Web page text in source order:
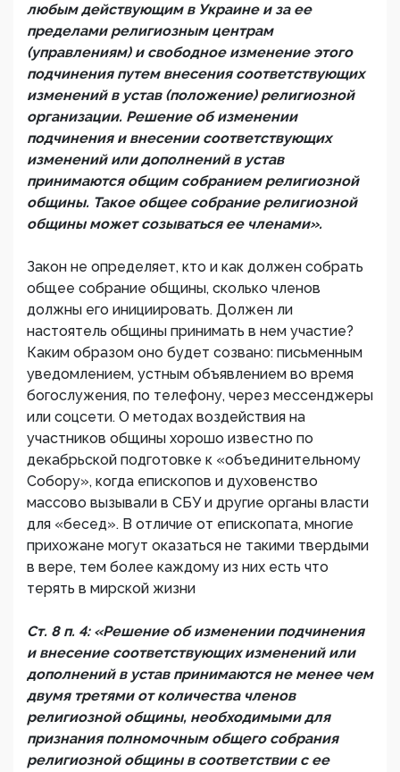
любым действующим в Украине и за ее
пределами религиозным центрам
(управлениям) и свободное изменение этого
подчинения путем внесения соответствующих
изменений в устав (положение) религиозной
организации. Решение об изменении
подчинения и внесении соответствующих
изменений или дополнений в устав
принимаются общим собранием религиозной
общины. Такое общее собрание религиозной
общины может созываться ее членами».
Закон не определяет, кто и как должен собрать
общее собрание общины, сколько членов
должны его инициировать. Должен ли
настоятель общины принимать в нем участие?
Каким образом оно будет созвано: письменным
уведомлением, устным объявлением во время
богослужения, по телефону, через мессенджеры
или соцсети. О методах воздействия на
участников общины хорошо известно по
декабрьской подготовке к «объединительному
Собору», когда епископов и духовенство
массово вызывали в СБУ и другие органы власти
для «бесед». В отличие от епископата, многие
прихожане могут оказаться не такими твердыми
в вере, тем более каждому из них есть что
терять в мирской жизни
Ст. 8 п. 4: «Решение об изменении подчинения
и внесение соответствующих изменений или
дополнений в устав принимаются не менее чем
двумя третями от количества членов
религиозной общины, необходимыми для
признания полномочным общего собрания
религиозной общины в соответствии с ее